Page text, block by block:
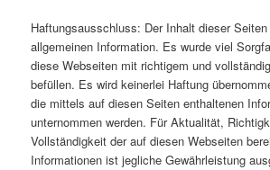
Haftungsausschluss: Der Inhalt dieser
allgemeinen Information. Es wurde viel
diese Webseiten mit richtigem und
befüllen. Es wird keinerlei Haftung
die mittels auf diesen Seiten enthaltenen
unternommen werden. Für Aktualität,
Vollständigkeit der auf diesen Webseiten
Informationen ist jegliche Gewährleistung